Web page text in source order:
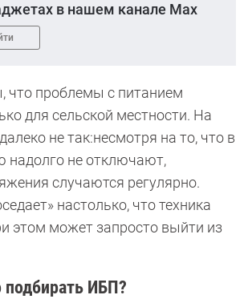
в нашем канале Max
что проблемы с питанием
для сельской местности. На
не так:несмотря на то, что в
надолго не отключают,
случаются регулярно.
настолько, что техника
этом может запросто выйти из
подбирать ИБП?